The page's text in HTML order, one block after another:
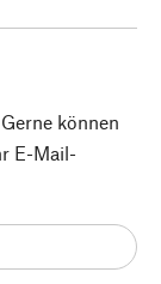
können
E-Mail-